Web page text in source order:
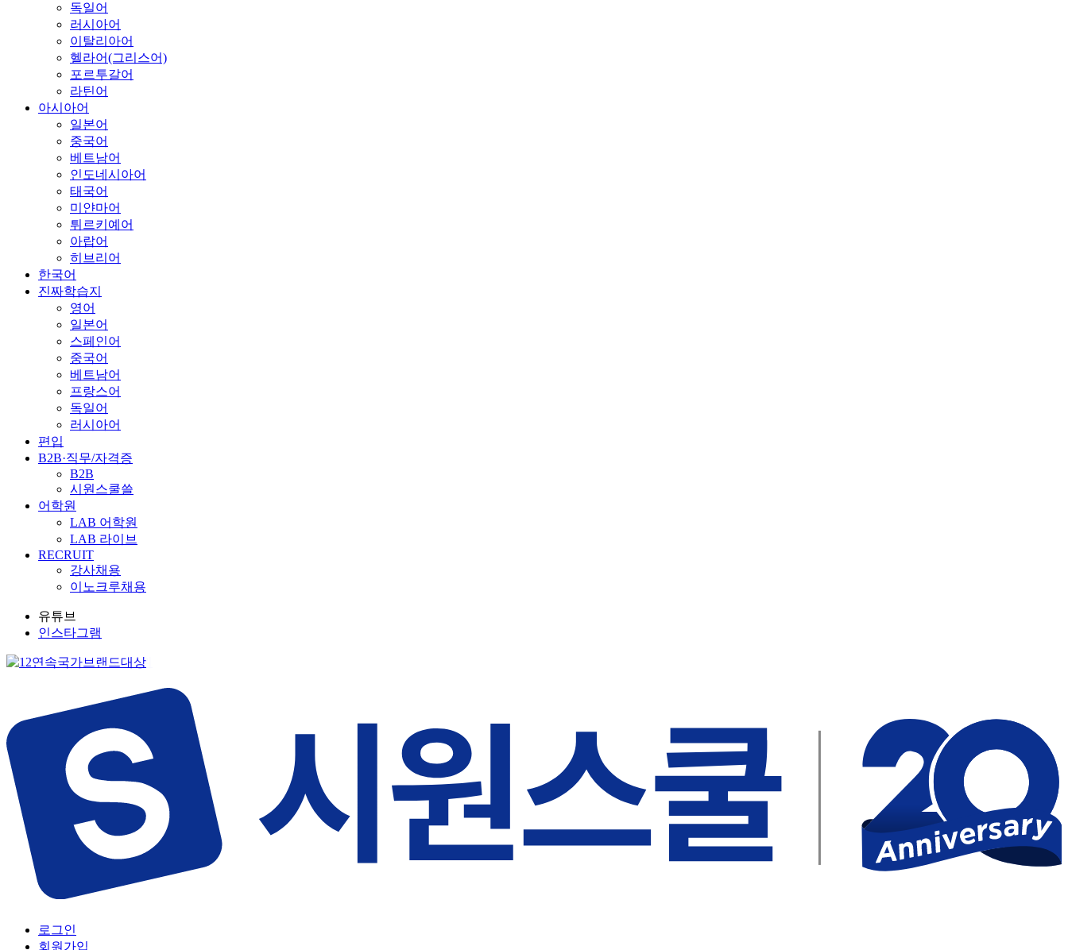
독일어
러시아어
이탈리아어
헬라어(그리스어)
포르투갈어
라틴어
아시아어
일본어
중국어
베트남어
인도네시아어
태국어
미얀마어
튀르키예어
아랍어
히브리어
한국어
진짜학습지
영어
일본어
스페인어
중국어
베트남어
프랑스어
독일어
러시아어
편입
B2B·직무/자격증
B2B
시원스쿨쓸
어학원
LAB 어학원
LAB 라이브
RECRUIT
강사채용
이노크루채용
유튜브
인스타그램
로그인
회원가입